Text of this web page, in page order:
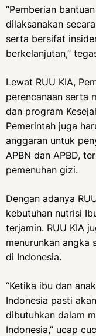
“Pemberian
dilaksanakan
serta bersifat
berkelanjutan,”
Lewat RUU KIA,
perencanaan serta
dan program
Pemerintah juga
anggaran untuk
APBN dan APBD,
pemenuhan gizi.
Dengan adanya
kebutuhan nutrisi
terjamin. RUU KIA
menurunkan angka
di Indonesia.
“Ketika ibu dan
Indonesia pasti
dibutuhkan dalam
Indonesia,” ucap